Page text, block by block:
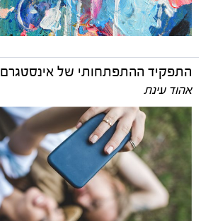
התפקיד ההתפתחותי של אינסטגרם
אהוד עינת